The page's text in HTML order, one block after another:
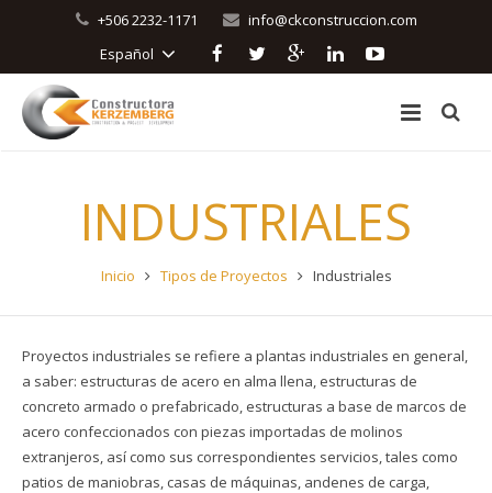
+506 2232-1171
info@ckconstruccion.com
Español
Nuestra Compañía
Acerca CONSTRUCTORA KERZEMBERG
Servicios
Organigrama
Control de Proyectos
Control de los Proyectos
La seguridad
Tipos de Proyectos
Residenciales
Turísticos
Contacto
INDUSTRIALES
Inicio Tipos de Proyectos Industriales
Proyectos industriales se refiere a plantas industriales en general,
a saber: estructuras de acero en alma llena, estructuras de
concreto armado o prefabricado, estructuras a base de marcos de
acero confeccionados con piezas importadas de molinos
extranjeros, así como sus correspondientes servicios, tales como
patios de maniobras, casas de máquinas, andenes de carga,